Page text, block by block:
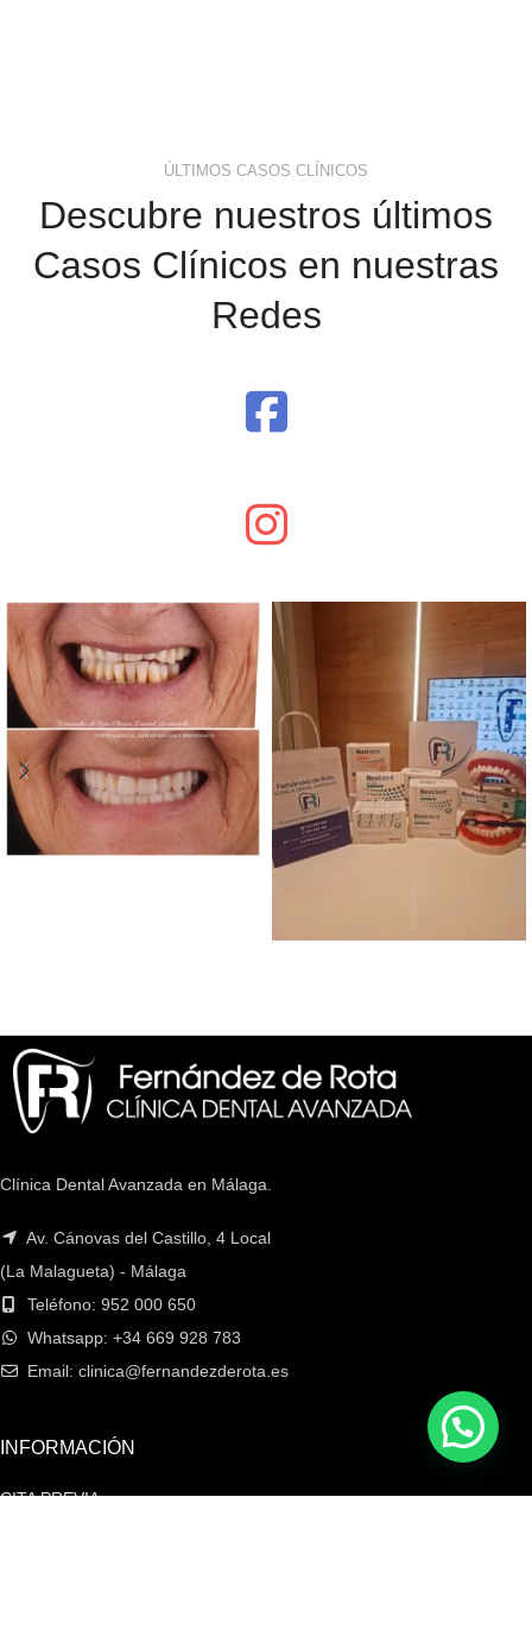
ÚLTIMOS CASOS CLÍNICOS
Descubre nuestros últimos
Casos Clínicos en nuestras
Redes
Clínica Dental Avanzada en Málaga.
Av. Cánovas del Castillo, 4 Local
(La Malagueta) - Málaga
Teléfono: 952 000 650
Whatsapp: +34 669 928 783
Email: clinica@fernandezderota.es
INFORMACIÓN
CITA PREVIA